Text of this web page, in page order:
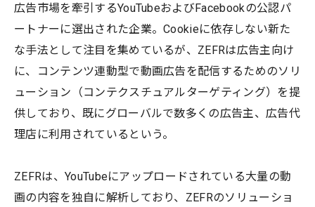
広告市場を牽引するYouTubeおよびFacebookの公認パ
ートナーに選出された企業。Cookieに依存しない新た
な手法として注目を集めているが、ZEFRは広告主向け
に、コンテンツ連動型で動画広告を配信するためのソリ
ューション（コンテクスチュアルターゲティング）を提
供しており、既にグローバルで数多くの広告主、広告代
理店に利用されているという。
ZEFRは、YouTubeにアップロードされている大量の動
画の内容を独自に解析しており、ZEFRのソリューショ